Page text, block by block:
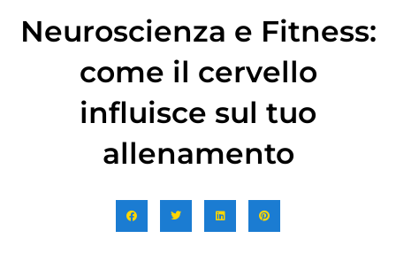
Neuroscienza e Fitness:
come il cervello
influisce sul tuo
allenamento